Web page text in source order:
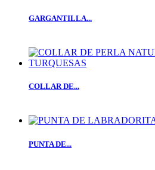
GARGANTILLA...
COLLAR DE...
PUNTA DE...